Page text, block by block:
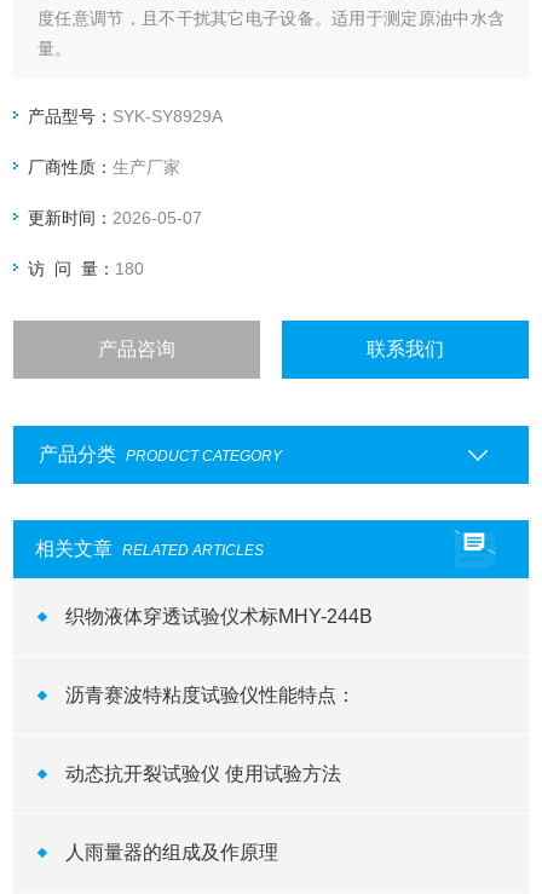
度任意调节，且不干扰其它电子设备。适用于测定原油中水含
量。
产品型号： SYK-SY8929A
厂商性质：生产厂家
更新时间： 2026-05-07
访 问 量： 180
产品咨询 联系我们
产品分类 PRODUCT CATEGORY
相关文章 RELATED ARTICLES
织物液体穿透试验仪术标MHY-244B
沥青赛波特粘度试验仪性能特点：
动态抗开裂试验仪 使用试验方法
人雨量器的组成及作原理